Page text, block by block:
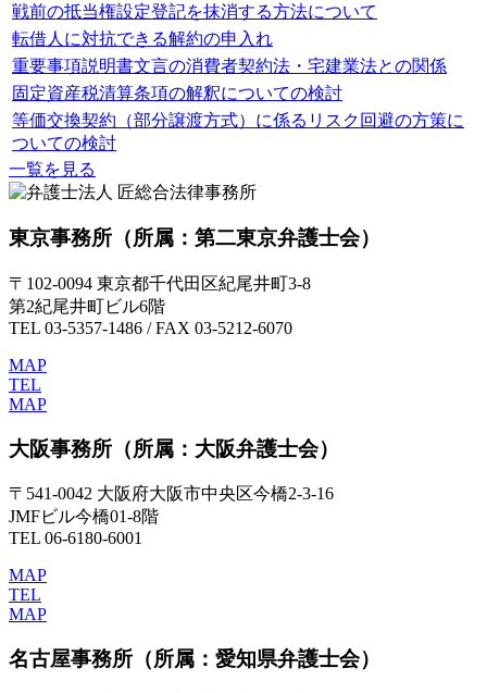
戦前の抵当権設定登記を抹消する方法について
転借人に対抗できる解約の申入れ
重要事項説明書文言の消費者契約法・宅建業法との関係
固定資産税清算条項の解釈についての検討
等価交換契約（部分譲渡方式）に係るリスク回避の方策に
ついての検討
一覧を見る
東京事務所 （所属：第二東京弁護士会）
〒102-0094 東京都千代田区紀尾井町3-8
第2紀尾井町ビル6階
TEL 03-5357-1486 / FAX 03-5212-6070
MAP
TEL
MAP
大阪事務所 （所属：大阪弁護士会）
〒541-0042 大阪府大阪市中央区今橋2-3-16
JMFビル今橋01-8階
TEL 06-6180-6001
MAP
TEL
MAP
名古屋事務所 （所属：愛知県弁護士会）